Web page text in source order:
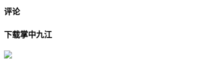
评论
下载掌中九江